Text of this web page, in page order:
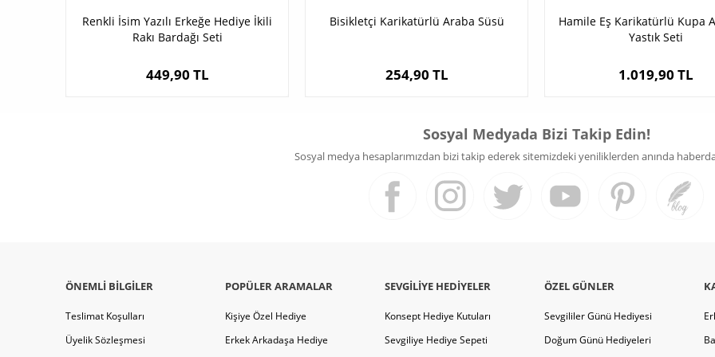
Renkli İsim Yazılı Erkeğe Hediye İkili
Rakı Bardağı Seti
449,90 TL
Bisikletçi Karikatürlü Araba Süsü
254,90 TL
Hamile Eş Karikatürlü Kupa
Yastık Seti
1.019,90 TL
Sosyal Medyada Bizi Takip Edin!
Sosyal medya hesaplarımızdan bizi takip ederek sitemizdeki yeniliklerden anında
ÖNEMLI BILGILER
Teslimat Koşulları
Üyelik Sözleşmesi
POPÜLER ARAMALAR
Kişiye Özel Hediye
Erkek Arkadaşa Hediye
SEVGILIYE HEDIYELER
Konsept Hediye Kutuları
Sevgiliye Hediye Sepeti
ÖZEL GÜNLER
Sevgililer Günü Hediyesi
Doğum Günü Hediyeleri